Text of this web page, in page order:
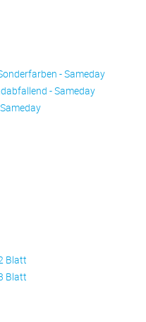
- Sameday
- Sameday
Blatt
Blatt